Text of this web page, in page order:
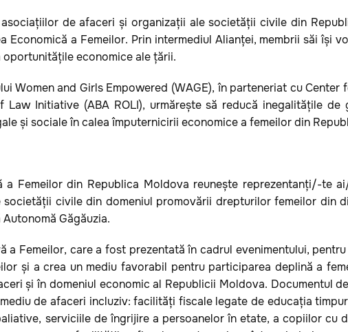
de afaceri și organizații ale societății civile din
Economică a Femeilor. Prin intermediul Alianței, membrii săi își
economice ale țării.
Women and Girls Empowered (WAGE), în parteneriat cu Center
Law Initiative (ABA ROLI), urmărește să reducă inegalitățile
și sociale în calea împuternicirii economice a femeilor din
a Femeilor din Republica Moldova reunește reprezentanți/-te
civile din domeniul promovării drepturilor femeilor din
Găgăuzia.
a Femeilor, care a fost prezentată în cadrul evenimentului,
și a crea un mediu favorabil pentru participarea deplină a
și în domeniul economic al Republicii Moldova. Documentul
de afaceri incluziv: facilități fiscale legate de educația
serviciile de îngrijire a persoanelor în etate, a copiilor cu